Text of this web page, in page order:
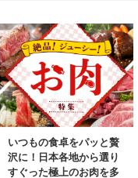
いつもの食卓をパッと贅
沢に！日本各地から選り
すぐった極上のお肉を多